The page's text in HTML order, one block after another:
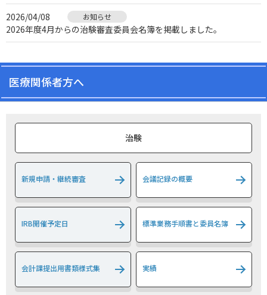
2026/04/08 お知らせ
2026年度4月からの治験審査委員会名簿を掲載しました。
2025年度1月からの治験審査委員会名簿を掲載しました。
2025年度6月からの治験審査委員会名簿を掲載しました。
2025年度5月の治験審査委員会名簿を掲載しました。
2025年度4月の治験審査委員会名簿を掲載しました。
2025/01/01 お知らせ
治験関連の標準業務手順書を改正しました。
2024/04/01
2024/04/01 お知らせ
医療関係者方へ
治験
新規申請・継続審査 会議記録の概要
IRB開催予定日 標準業務手順書と委員名簿
会計課提出用書類様式集 実績